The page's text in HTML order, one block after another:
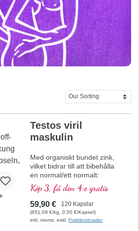
Testos viril
maskulin
Med organiskt bundet zink,
vilket bidrar till att bibehålla
en normal/ett normalt:
testosteronnivå i blodet,
fertilitet, proteinsyntes,
benstomme,
kolhydratmetabolism,
fettsyrametabolism, kognitiva
Köp 3, få den 4:e gratis
59,90 € 120 Kapslar
(651,09 €/kg, 0,50 €/Kapsel)
inkl. moms. exkl.Fraktkostnader